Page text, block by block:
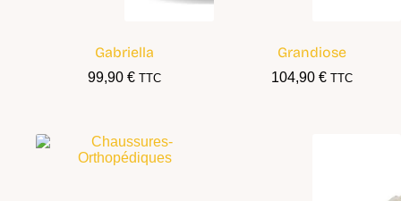
Gabriella
99,90€ TTC
Grandiose
104,90€ TTC